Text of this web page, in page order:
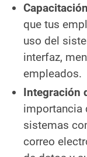
que tus
uso del
interfaz,
empleados.
Integración
importancia
sistemas
correo